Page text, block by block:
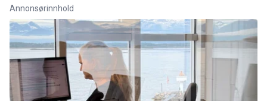
Annonsørinnhold